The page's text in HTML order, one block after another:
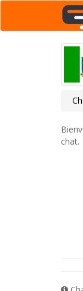
chat.